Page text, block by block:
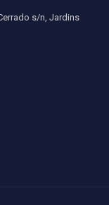
s/n, Jardins